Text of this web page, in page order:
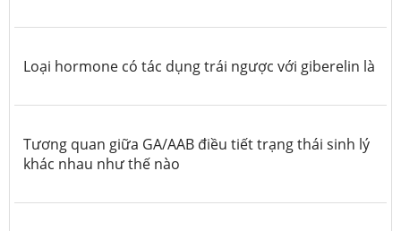
Loại hormone có tác dụng trái ngược với giberelin là
Tương quan giữa GA/AAB điều tiết trạng thái sinh lý
khác nhau như thế nào